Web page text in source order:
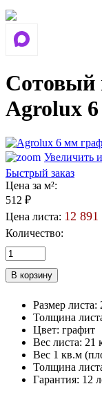
Сотовый
Agrolux
Увеличить
Быстрый заказ
Цена за м²:
512 ₽
Цена листа: 12 891
Количество:
Размер листа:
Толщина
Цвет: графит
Вес листа: 21
Вес 1 кв.м
Толщина
Гарантия: 12